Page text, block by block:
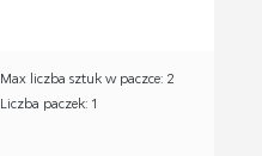
Max liczba sztuk w paczce: 2
Liczba paczek: 1